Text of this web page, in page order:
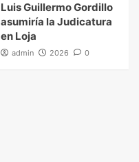
Luis Guillermo Gordillo
asumiría la Judicatura
en Loja
admin 2026 0